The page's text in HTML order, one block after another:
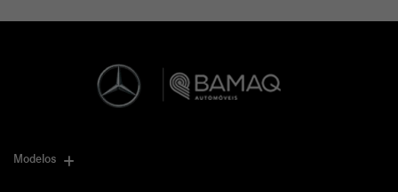
Modelos